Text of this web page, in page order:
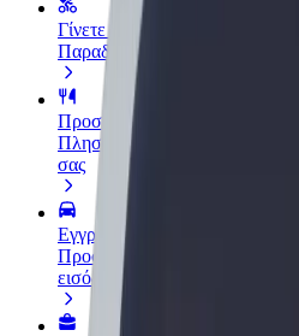
Γίνετε courier
Παραδώστε φαγητό και
Προσθήκη εστιατορίου ή
Πλησιάστε περισσότερους
σας
Εγγραφείτε ως ιδιοκτήτης
Προσθέστε το στόλο σας στο
εισόδημά σας